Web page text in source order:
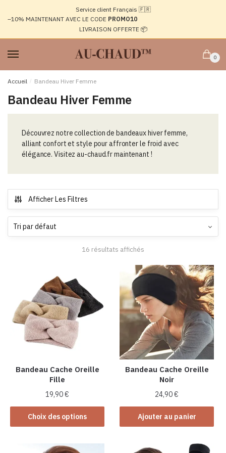
navigation
Service client Français 🇫🇷
–10% MAINTENANT AVEC LE CODE PROMO10
LIVRAISON OFFERTE 📦
0
Accueil / Bandeau Hiver Femme
Bandeau Hiver Femme
Découvrez notre collection de bandeaux hiver femme,
alliant confort et style pour affronter le froid avec
élégance. Visitez au-chaud.fr maintenant !
Afficher Les Filtres
16 résultats affichés
Bandeau Cache Oreille
Fille
19,90€
Choix des options
Ce
produit
plusieurs
Bandeau Cache Oreille
Noir
24,90€
Ajouter au panier